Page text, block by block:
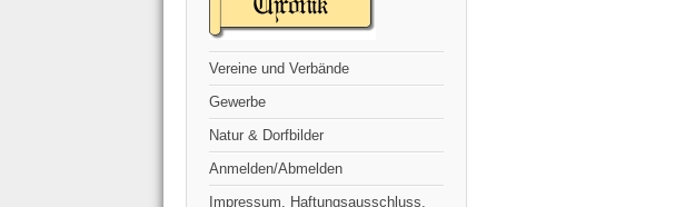
Vereine und Verbände
Gewerbe
Natur & Dorfbilder
Anmelden/Abmelden
Impressum, Haftungsausschluss,